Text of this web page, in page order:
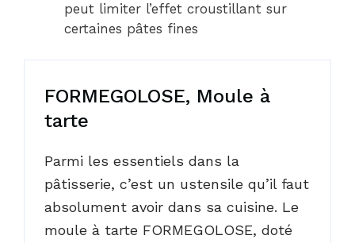
peut limiter l’effet croustillant sur
certaines pâtes fines
FORMEGOLOSE, Moule à
tarte
Parmi les essentiels dans la
pâtisserie, c’est un ustensile qu’il faut
absolument avoir dans sa cuisine. Le
moule à tarte FORMEGOLOSE, doté